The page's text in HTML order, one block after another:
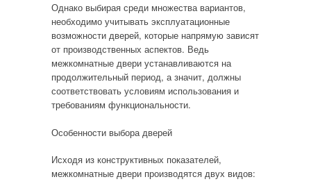
Однако выбирая среди множества вариантов,
необходимо учитывать эксплуатационные
возможности дверей, которые напрямую зависят
от производственных аспектов. Ведь
межкомнатные двери устанавливаются на
продолжительный период, а значит, должны
соответствовать условиям использования и
требованиям функциональности.
Особенности выбора дверей
Исходя из конструктивных показателей,
межкомнатные двери производятся двух видов: